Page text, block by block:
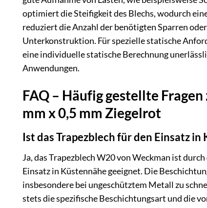
optimiert die Steifigkeit des Blechs, wodurch
reduziert die Anzahl der benötigten Sparren
Unterkonstruktion. Für spezielle statische
eine individuelle statische Berechnung
Anwendungen.
FAQ – Häufig gestellte
mm x 0,5 mm Ziegelrot
Ist das Trapezblech für den Einsatz in
Ja, das Trapezblech W20 von Weckman ist
Einsatz in Küstennähe geeignet. Die
insbesondere bei ungeschütztem Metall zu
stets die spezifische Beschichtungsart und die